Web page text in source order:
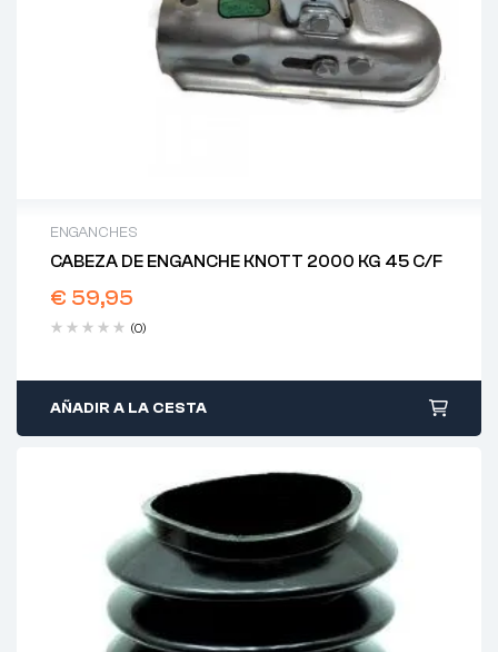
ENGANCHES
CABEZA DE ENGANCHE KNOTT 2000 KG 45 C/F
€ 59,95
(0)
AÑADIR A LA CESTA